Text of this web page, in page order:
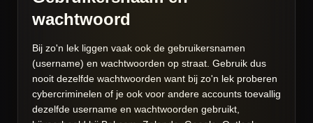
wachtwoord
Bij zo'n lek liggen vaak ook de gebruikersnamen
(username) en wachtwoorden op straat. Gebruik dus
nooit dezelfde wachtwoorden want bij zo'n lek proberen
cybercriminelen of je ook voor andere accounts toevallig
dezelfde username en wachtwoorden gebruikt,